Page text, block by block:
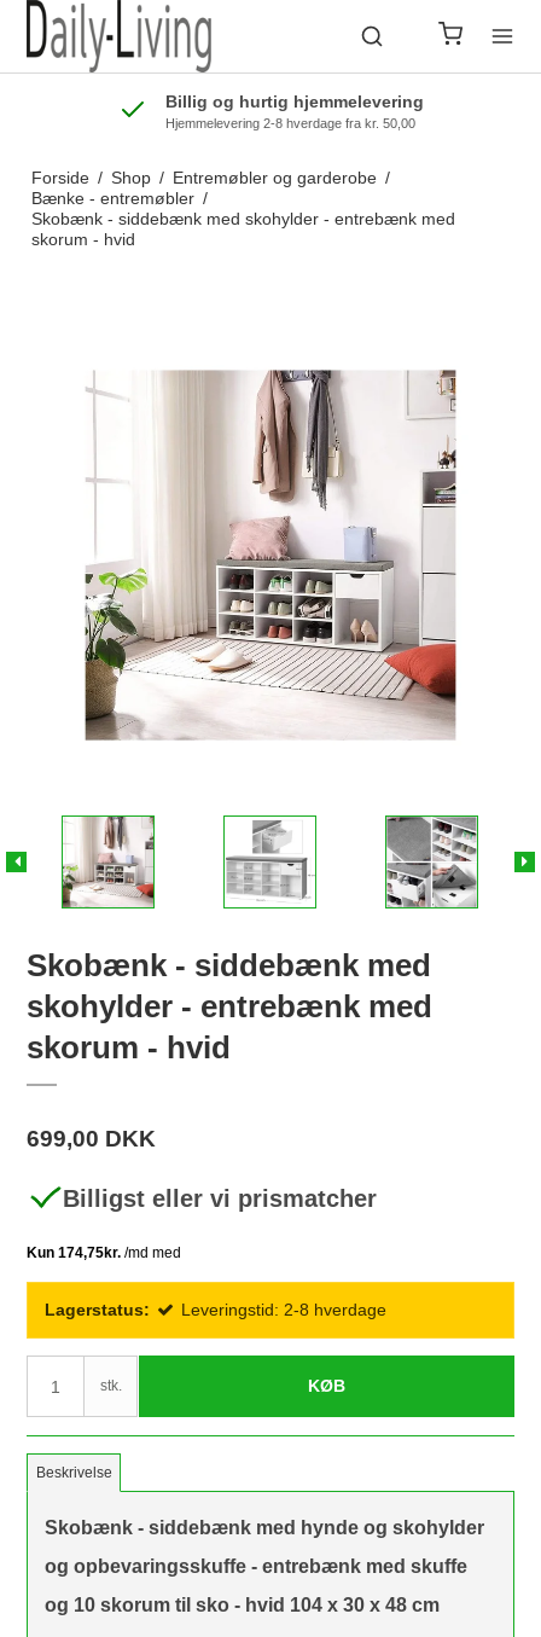
Billig og hurtig hjemmelevering
Hjemmelevering 2-8 hverdage fra kr. 50,00
Forside / Shop / Entremøbler og garderobe /
Bænke - entremøbler /
Skobænk - siddebænk med skohylder - entrebænk med
skorum - hvid
Skobænk - siddebænk med
skohylder - entrebænk med
skorum - hvid
699,00 DKK
Billigst eller vi prismatcher
Lagerstatus: Leveringstid: 2-8 hverdage
stk. KØB
Beskrivelse
Skobænk - siddebænk med hynde og skohylder
og opbevaringsskuffe - entrebænk med skuffe
og 10 skorum til sko - hvid 104 x 30 x 48 cm